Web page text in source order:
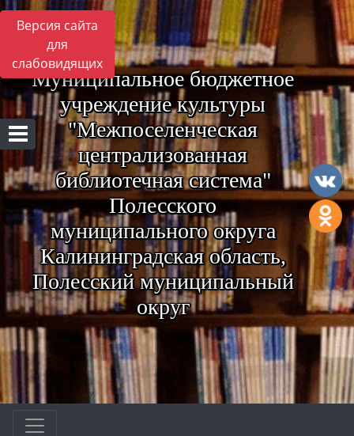
Версия сайта
для
слабовидящих
Муниципальное бюджетное
учреждение культуры
"Межпоселенческая
централизованная
библиотечная система"
Полесского
муниципального округа
Калининградская область,
Полесский муниципальный
округ